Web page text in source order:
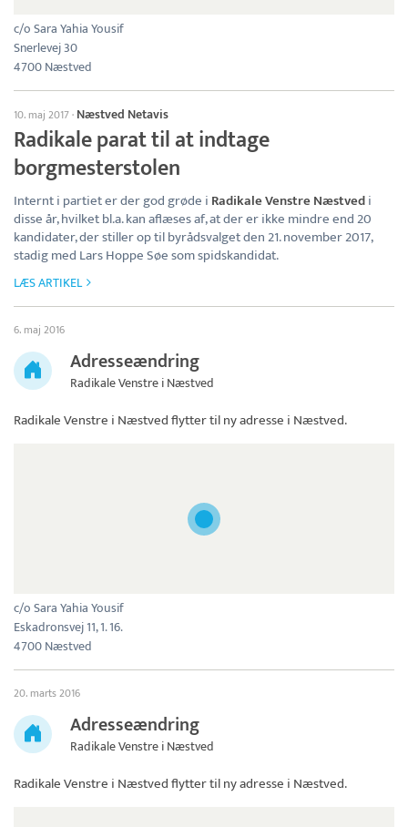
c/o Sara Yahia Yousif
Snerlevej 30
4700 Næstved
10. maj 2017· Næstved Netavis
Radikale parat til at indtage
borgmesterstolen
Internt i partiet er der god grøde i Radikale Venstre Næstvedi
disse år, hvilket bl.a. kan aflæses af, at der er ikke mindre end 20
kandidater, der stiller op til byrådsvalget den 21. november 2017,
stadig med Lars Hoppe Søe som spidskandidat.
LÆS ARTIKEL
6. maj 2016
Adresseændring
Radikale Venstre i Næstved
Radikale Venstre i Næstvedflytter til ny adresse i Næstved.
c/o Sara Yahia Yousif
Eskadronsvej 11, 1. 16.
4700 Næstved
20. marts 2016
Adresseændring
Radikale Venstre i Næstved
Radikale Venstre i Næstvedflytter til ny adresse i Næstved.